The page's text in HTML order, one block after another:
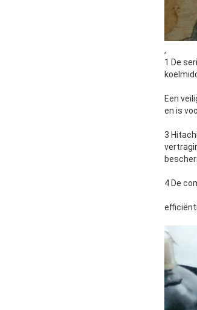
,
1 De
Een
en is
3
4 De